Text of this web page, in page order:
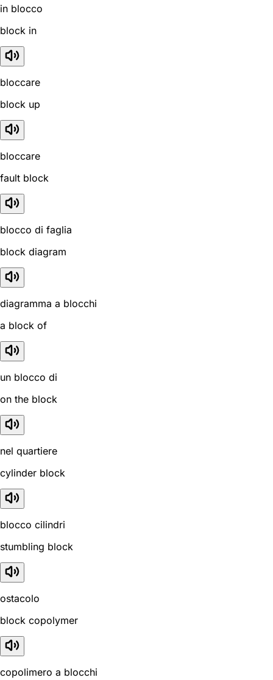
in blocco
block in
bloccare
block up
bloccare
fault block
blocco di faglia
block diagram
diagramma a blocchi
a block of
un blocco di
on the block
nel quartiere
cylinder block
blocco cilindri
stumbling block
ostacolo
block copolymer
copolimero a blocchi